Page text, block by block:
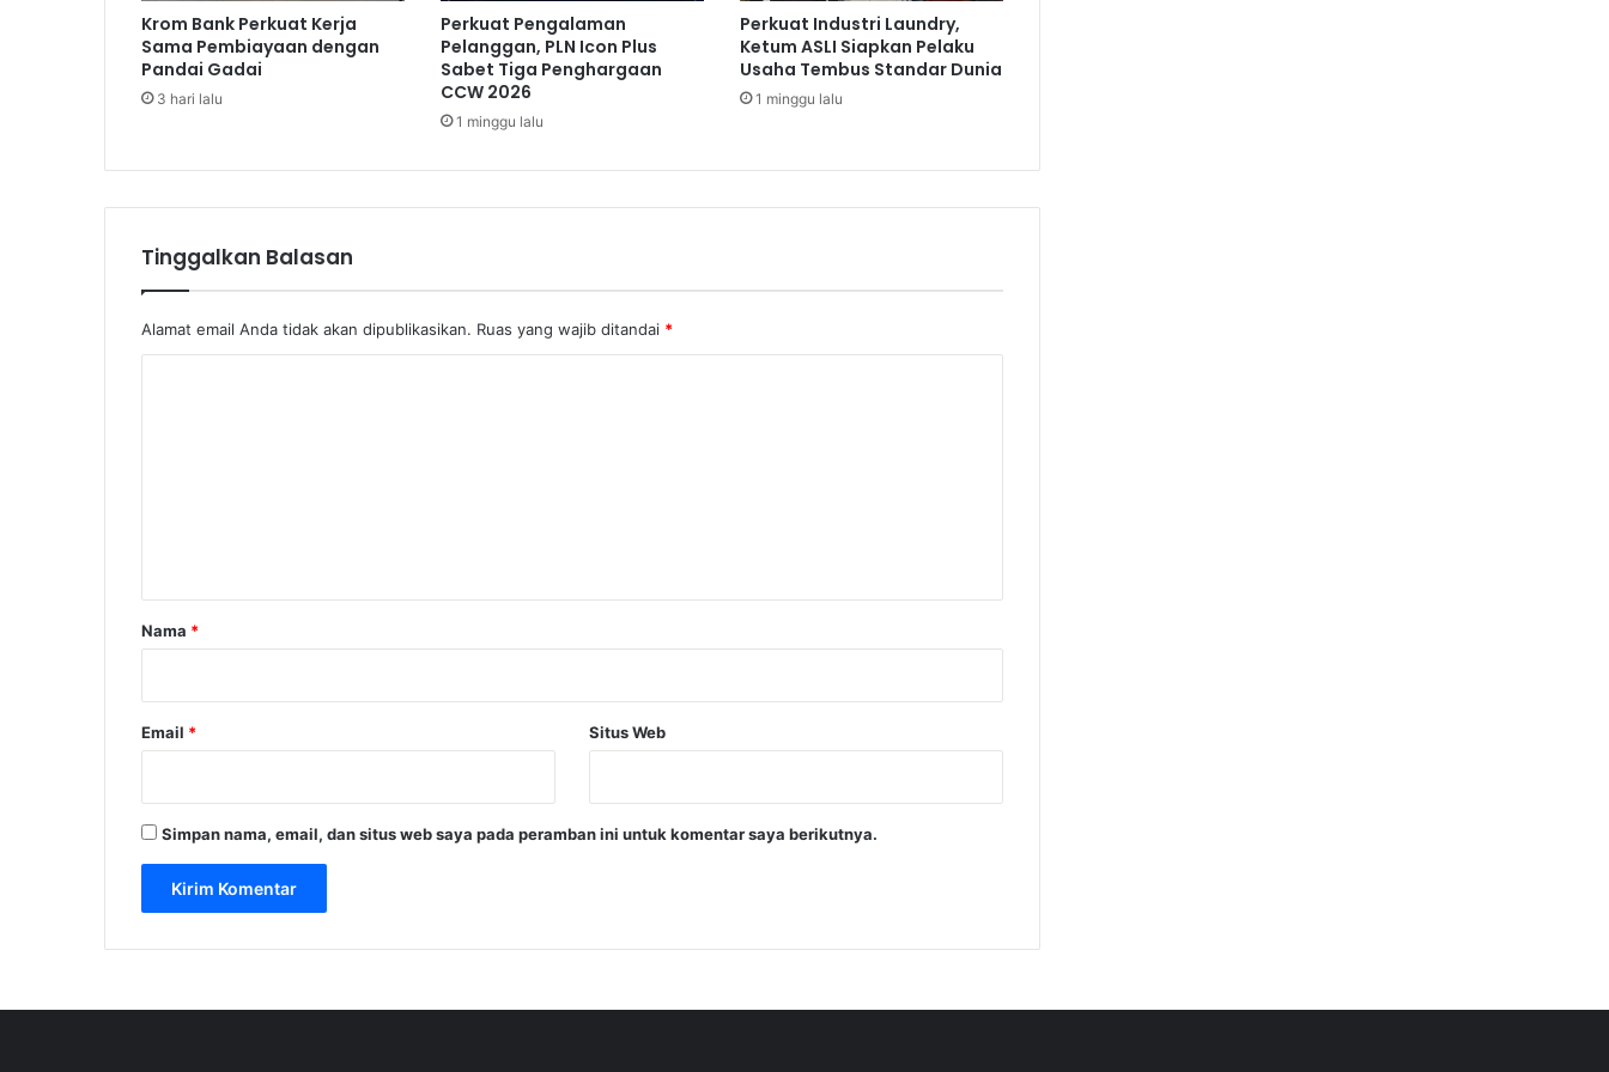
g
g
k
a
a
B
e
Krom Bank Perkuat Kerja
Sama Pembiayaan dengan
Pandai Gadai
3 hari lalu
Perkuat Pengalaman
Pelanggan, PLN Icon Plus
Sabet Tiga Penghargaan
CCW 2026
1 minggu lalu
Perkuat Industri Laundry,
Ketum ASLI Siapkan Pelaku
Usaha Tembus Standar Dunia
1 minggu lalu
Tinggalkan Balasan
Alamat email Anda tidak akan dipublikasikan. Ruas yang wajib ditandai *
rNama *
Email * Situs Web
Simpan nama, email, dan situs web saya pada peramban ini untuk komentar saya berikutnya.